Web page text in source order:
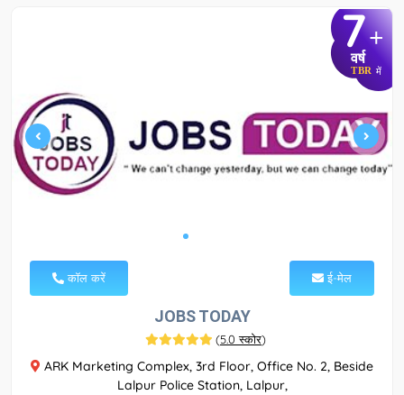
7+
वर्ष
TBR में
कॉल करें ई-मेल
JOBS TODAY
(5.0 स्कोर)
ARK Marketing Complex, 3rd Floor, Office No. 2, Beside
Lalpur Police Station, Lalpur,